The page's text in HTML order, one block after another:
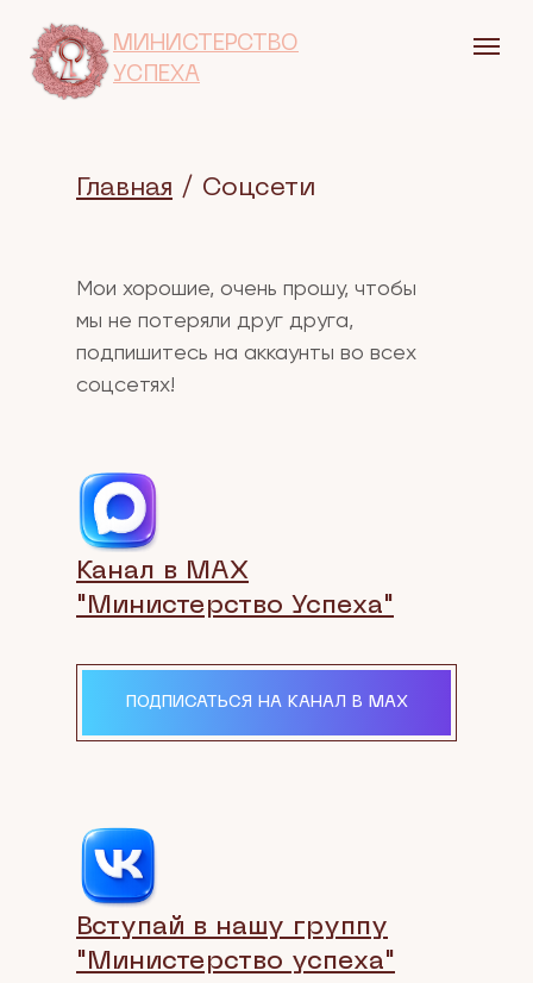
МИНИСТЕРСТВО
УСПЕХА
Мои хорошие, очень прошу, чтобы
мы не потеряли друг друга,
подпишитесь на аккаунты во всех
соцсетях!
Главная / Соцсети
* Организация признана экстремистской
ОСНОВНОЙ БЛОГ
— B INSTAGRAM*
Канал в MAX
"Министерство Успеха"
ПОДПИСАТЬСЯ НА КАНАЛ В МАХ
Вступай в нашу группу
"Министерство успеха"